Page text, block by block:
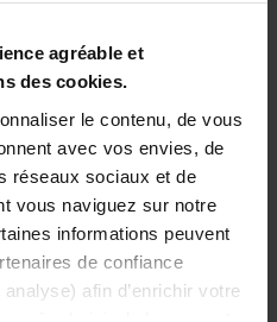
agréable et
des cookies.
le contenu, de vous
avec vos envies, de
réseaux sociaux et de
vous naviguez sur notre
informations peuvent
de confiance
afin d’enrichir votre
Jacinthe
rituels
notre expérience
parfums en